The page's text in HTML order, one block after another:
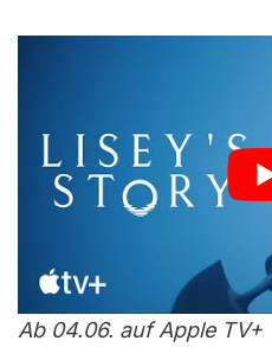
Ab 04.06. auf Apple TV+